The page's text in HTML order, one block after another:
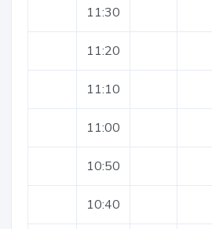
11:30
11:20
11:10
11:00
10:50
10:40